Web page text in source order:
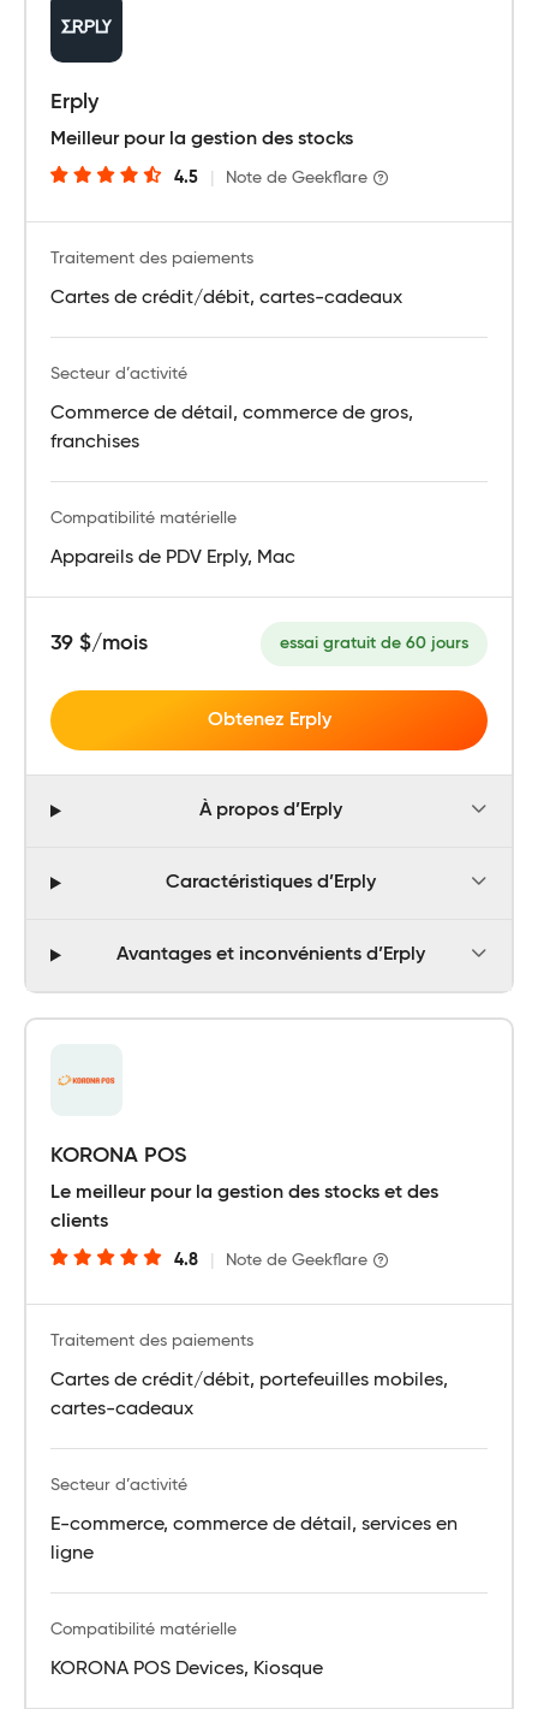
Erply
Meilleur pour la gestion des stocks
4.5 Note de Geekflare
Traitement des paiements
Cartes de crédit/débit, cartes-cadeaux
Secteur d’activité
Commerce de détail, commerce de gros,
franchises
Compatibilité matérielle
Appareils de PDV Erply, Mac
39 $/mois essai gratuit de 60 jours
Obtenez Erply
À propos d’Erply
Caractéristiques d’Erply
Avantages et inconvénients d’Erply
KORONA POS
Le meilleur pour la gestion des stocks et des
clients
4.8 Note de Geekflare
Traitement des paiements
Cartes de crédit/débit, portefeuilles mobiles,
cartes-cadeaux
Secteur d’activité
E-commerce, commerce de détail, services en
ligne
Compatibilité matérielle
KORONA POS Devices, Kiosque